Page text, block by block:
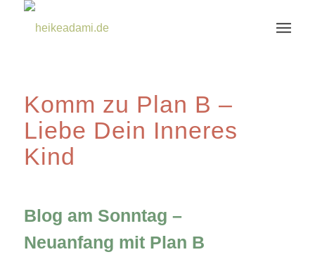
Komm zu Plan B –
Liebe Dein Inneres
Kind
Blog am Sonntag –
Neuanfang mit Plan B